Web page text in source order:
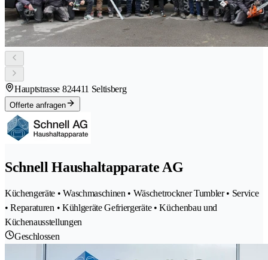
Hauptstrasse 824411 Seltisberg
Offerte anfragen
Schnell Haushaltapparate AG
Küchengeräte • Waschmaschinen • Wäschetrockner Tumbler • Service
• Reparaturen • Kühlgeräte Gefriergeräte • Küchenbau und
Küchenausstellungen
Geschlossen